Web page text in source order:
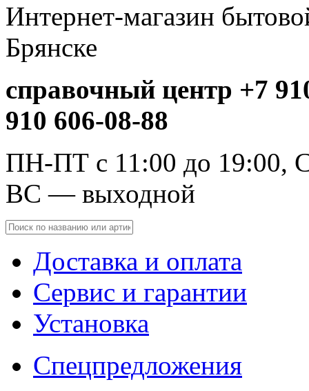
Интернет-магазин
Брянске
справочный центр +7
910 606-08-88
ПН-ПТ с 11:00 до 19:00,
ВС — выходной
Доставка и оплата
Сервис и гарантии
Установка
Спецпредложения